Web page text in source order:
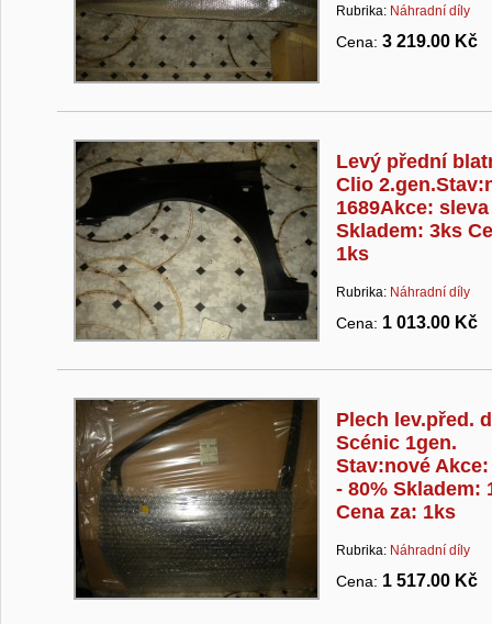
Rubrika: Náhradní díly
Cena: 3 219.00 Kč
Levý přední
Clio
1689Akce: sleva
Skladem: 3ks
1ks
Rubrika: Náhradní díly
Cena: 1 013.00 Kč
Plech lev.před.
Scénic 1gen.
Stav:nové
- 80% Skladem:
Cena za: 1ks
Rubrika: Náhradní díly
Cena: 1 517.00 Kč